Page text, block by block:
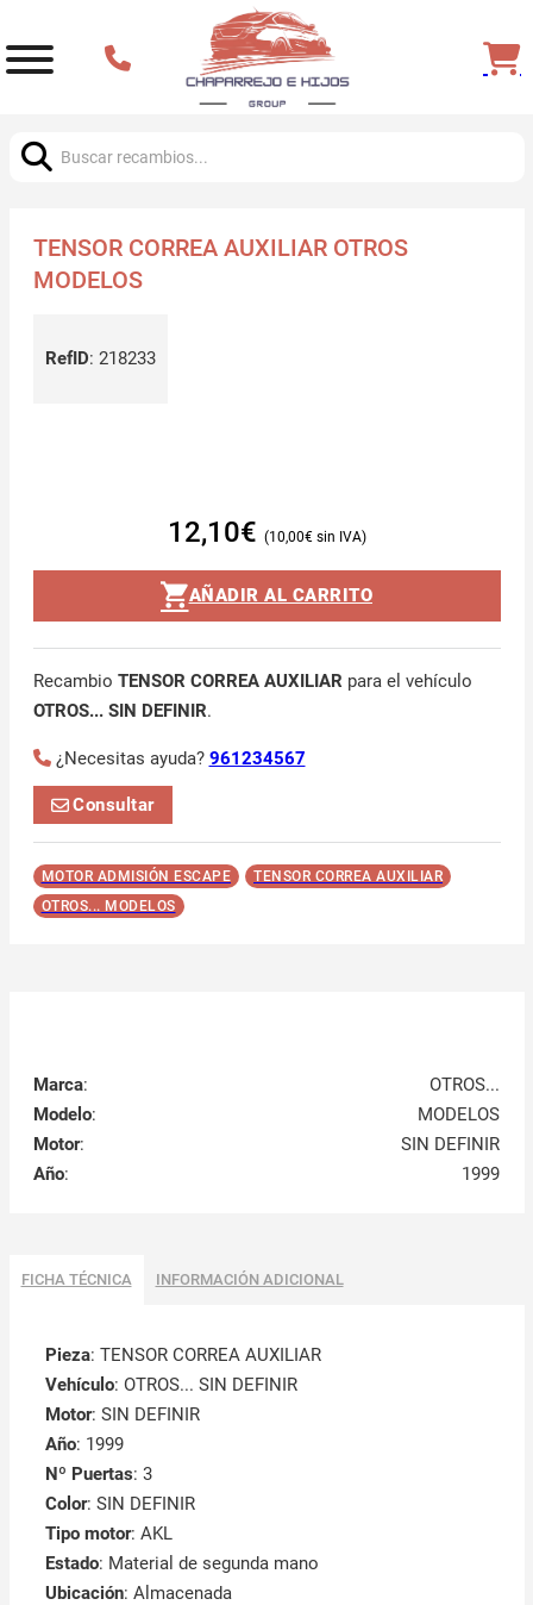
TENSOR CORREA AUXILIAR OTROS
MODELOS
RefID: 218233
12,10€ 10,00€
AÑADIR AL CARRITO
Recambio TENSOR CORREA AUXILIAR para el vehículo
OTROS... SIN DEFINIR.
¿Necesitas ayuda? 961234567
Consultar
MOTOR ADMISIÓN ESCAPE
TENSOR CORREA AUXILIAR
OTROS... MODELOS
Marca:
OTROS...
Modelo:
MODELOS
Motor:
SIN DEFINIR
Año: 1999
FICHA TÉCNICA INFORMACIÓN ADICIONAL
Pieza: TENSOR CORREA AUXILIAR
Vehículo: OTROS... SIN DEFINIR
Motor: SIN DEFINIR
Año: 1999
Nº Puertas: 3
Color: SIN DEFINIR
Tipo motor: AKL
Estado: Material de segunda mano
Ubicación: Almacenada